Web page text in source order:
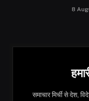
8
समाचार मिर्ची से देश,